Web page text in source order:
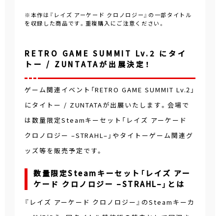
※本作は『レイズ アーケード クロノロジー』の一部タイトル
を収録した商品です。重複購入にご注意ください。
RETRO GAME SUMMIT Lv.2 にタイ
トー / ZUNTATAが出展決定！
ゲーム関連イベント「RETRO GAME SUMMIT Lv.2」
にタイトー / ZUNTATAが出展いたします。会場で
は数量限定Steamキーセット「レイズ アーケード
クロノロジー –STRAHL–」やタイトーゲーム関連グ
ッズ等を販売予定です。
数量限定Steamキーセット「レイズ アー
ケード クロノロジー –STRAHL–」とは
『レイズ アーケード クロノロジー』のSteamキーカ